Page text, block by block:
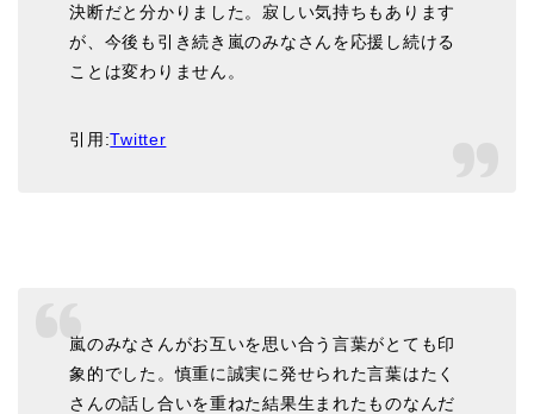
決断だと分かりました。寂しい気持ちもあります
が、今後も引き続き嵐のみなさんを応援し続ける
ことは変わりません。
引用:Twitter
嵐のみなさんがお互いを思い合う言葉がとても印
象的でした。慎重に誠実に発せられた言葉はたく
さんの話し合いを重ねた結果生まれたものなんだ